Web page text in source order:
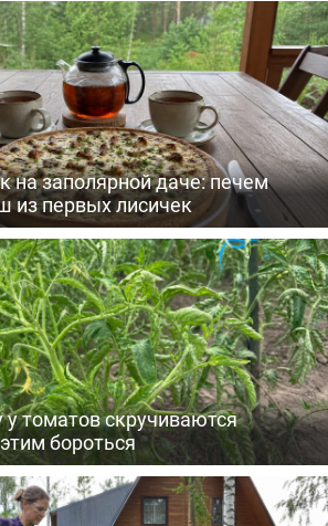
на заполярной даче: печем
из первых лисичек
томатов скручиваются
бороться